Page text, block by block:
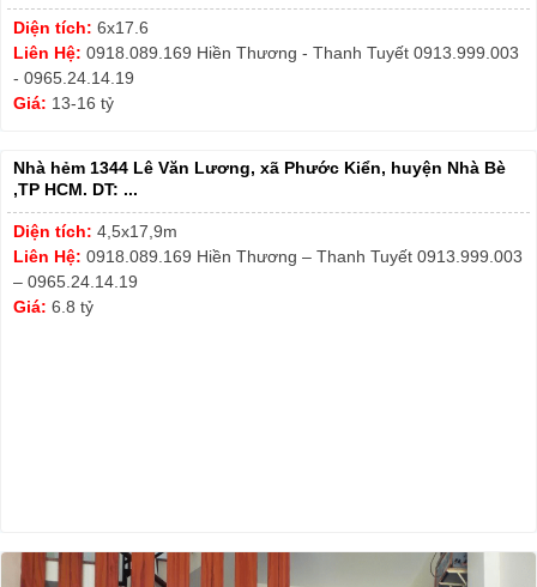
Diện tích: 6x17.6
Liên Hệ: 0918.089.169 Hiền Thương - Thanh Tuyết 0913.999.003
- 0965.24.14.19
Giá: 13-16 tỷ
Nhà hẻm 1344 Lê Văn Lương, xã Phước Kiển, huyện Nhà Bè
,TP HCM. DT: ...
Diện tích: 4,5x17,9m
Liên Hệ: 0918.089.169 Hiền Thương – Thanh Tuyết 0913.999.003
– 0965.24.14.19
Giá: 6.8 tỷ